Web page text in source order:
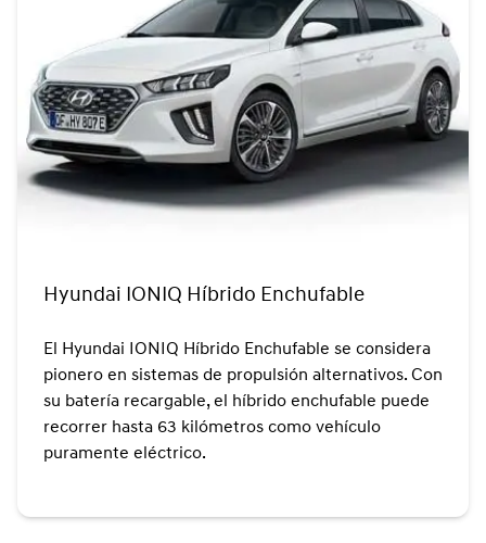
Hyundai IONIQ Híbrido Enchufable
El Hyundai IONIQ Híbrido Enchufable se considera
pionero en sistemas de propulsión alternativos. Con
su batería recargable, el híbrido enchufable puede
recorrer hasta 63 kilómetros como vehículo
puramente eléctrico.